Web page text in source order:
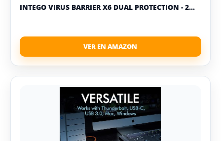
INTEGO VIRUS BARRIER X6 DUAL PROTECTION - 2...